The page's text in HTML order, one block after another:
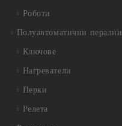
Роботи
Полуавтоматични перални
Ключове
Нагреватели
Перки
Релета